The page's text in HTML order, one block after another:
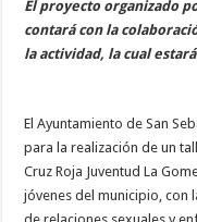
El proyecto organizado
contará con la
la actividad, la cual
El Ayuntamiento de San
para la realización de un
Cruz Roja Juventud La
jóvenes del municipio, con
Necesarias
cookies no
son